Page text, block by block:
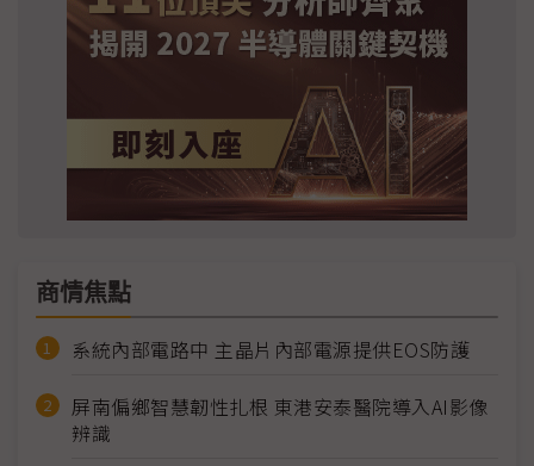
商情焦點
系統內部電路中 主晶片內部電源提供EOS防護
屏南偏鄉智慧韌性扎根 東港安泰醫院導入AI影像
辨識